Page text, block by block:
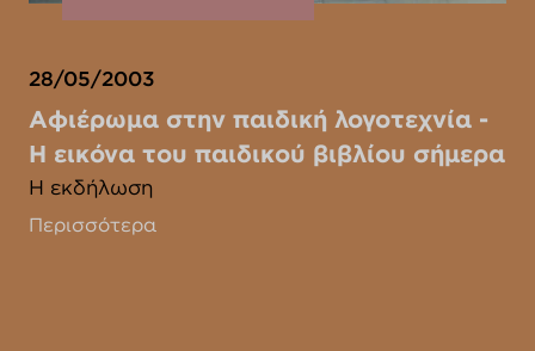
28/05/2003
Αφιέρωμα στην παιδική λογοτεχνία -
Η εικόνα του παιδικού βιβλίου σήμερα
Η εκδήλωση
Περισσότερα